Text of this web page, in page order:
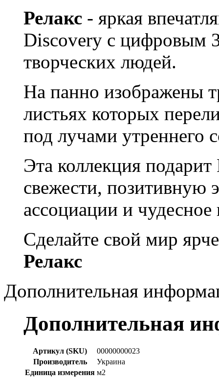
Релакс - яркая
Discovery с цифровым
творческих людей.
На панно изображены
листьях которых
под лучами утреннего
Эта коллекция
свежести, позитивную
ассоциации и
Сделайте свой мир
Релакс
Дополнительная
Дополнительная
Артикул (SKU)
00000000023
Производитель
Украина
Единица измерения м2